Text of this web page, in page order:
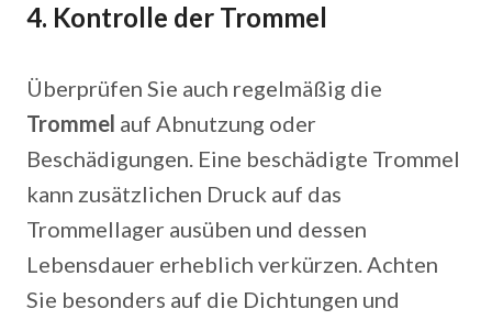
4. Kontrolle der Trommel
Überprüfen Sie auch regelmäßig die
Trommel auf Abnutzung oder
Beschädigungen. Eine beschädigte Trommel
kann zusätzlichen Druck auf das
Trommellager ausüben und dessen
Lebensdauer erheblich verkürzen. Achten
Sie besonders auf die Dichtungen und